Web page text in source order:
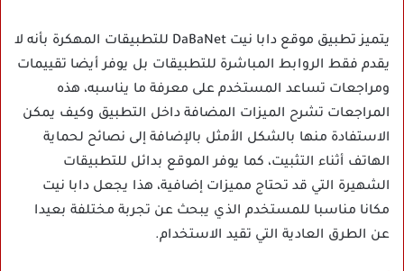
يتميز تطبيق موقع دابا نيت DaBaNet للتطبيقات المهكرة بأنه لا
يقدم فقط الروابط المباشرة للتطبيقات بل يوفر أيضا تقييمات
ومراجعات تساعد المستخدم على معرفة ما يناسبه، هذه
المراجعات تشرح الميزات المضافة داخل التطبيق وكيف يمكن
الاستفادة منها بالشكل الأمثل بالإضافة إلى نصائح لحماية
الهاتف أثناء التثبيت، كما يوفر الموقع بدائل للتطبيقات
الشهيرة التي قد تحتاج مميزات إضافية، هذا يجعل دابا نيت
مكانا مناسبا للمستخدم الذي يبحث عن تجربة مختلفة بعيدا
عن الطرق العادية التي تقيد الاستخدام.